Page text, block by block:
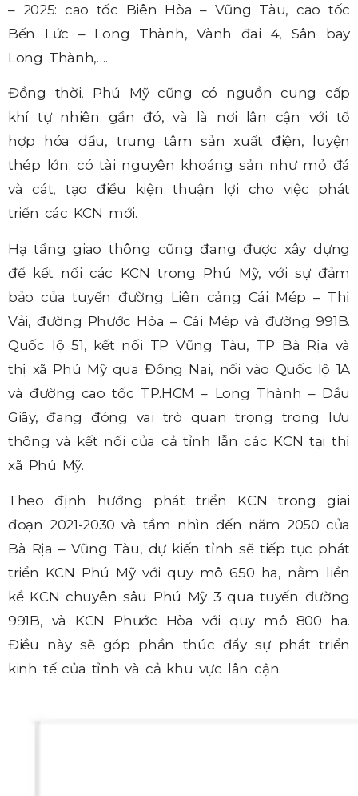
– 2025: cao tốc Biên Hòa – Vũng Tàu, cao tốc
Bến Lức – Long Thành, Vành đai 4, Sân bay
Long Thành,….
Đồng thời, Phú Mỹ cũng có nguồn cung cấp
khí tự nhiên gần đó, và là nơi lân cận với tổ
hợp hóa dầu, trung tâm sản xuất điện, luyện
thép lớn; có tài nguyên khoáng sản như mỏ đá
và cát, tạo điều kiện thuận lợi cho việc phát
triển các KCN mới.
Hạ tầng giao thông cũng đang được xây dựng
để kết nối các KCN trong Phú Mỹ, với sự đảm
bảo của tuyến đường Liên cảng Cái Mép – Thị
Vải, đường Phước Hòa – Cái Mép và đường 991B.
Quốc lộ 51, kết nối TP Vũng Tàu, TP Bà Rịa và
thị xã Phú Mỹ qua Đồng Nai, nối vào Quốc lộ 1A
và đường cao tốc TP.HCM – Long Thành – Dầu
Giây, đang đóng vai trò quan trọng trong lưu
thông và kết nối của cả tỉnh lẫn các KCN tại thị
xã Phú Mỹ.
Theo định hướng phát triển KCN trong giai
đoạn 2021-2030 và tầm nhìn đến năm 2050 của
Bà Rịa – Vũng Tàu, dự kiến tỉnh sẽ tiếp tục phát
triển KCN Phú Mỹ với quy mô 650 ha, nằm liền
kề KCN chuyên sâu Phú Mỹ 3 qua tuyến đường
991B, và KCN Phước Hòa với quy mô 800 ha.
Điều này sẽ góp phần thúc đẩy sự phát triển
kinh tế của tỉnh và cả khu vực lân cận.